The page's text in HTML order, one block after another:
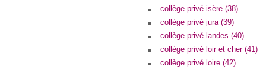
collège privé isère (38)
collège privé jura (39)
collège privé landes (40)
collège privé loir et cher (41)
collège privé loire (42)